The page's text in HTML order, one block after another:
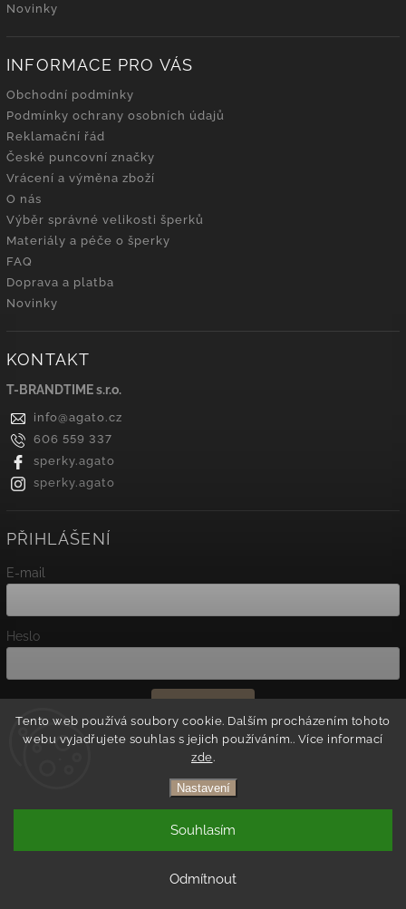
Tento web používá soubory cookie. Dalším procházením tohoto
webu vyjadřujete souhlas s jejich používáním.. Více informací
zde.
Nastavení
Odmítnout
Souhlasím
Novinky
INFORMACE PRO VÁS
Obchodní podmínky
Podmínky ochrany osobních údajů
Reklamační řád
České puncovní značky
Vrácení a výměna zboží
O nás
Výběr správné velikosti šperků
Materiály a péče o šperky
FAQ
Doprava a platba
Novinky
KONTAKT
T-BRANDTIME s.r.o.
info@agato.cz
606 559 337
sperky.agato
sperky.agato
PŘIHLÁŠENÍ
E-mail
Heslo
Nová registrace